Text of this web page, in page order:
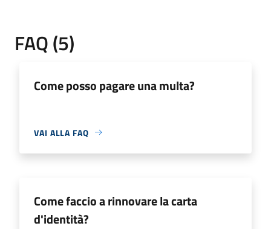
FAQ (5)
Come posso pagare una multa?
VAI ALLA FAQ
Come faccio a rinnovare la carta
d'identità?